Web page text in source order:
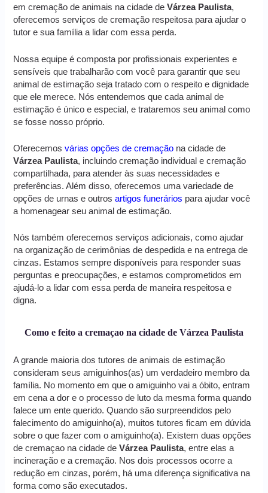
em cremação de animais na cidade deVárzea Paulista,
oferecemos serviços de cremação respeitosa para ajudar o
tutor e sua família a lidar com essa perda.
Nossa equipe é composta por profissionais experientes e
sensíveis que trabalharão com você para garantir que seu
animal de estimação seja tratado com o respeito e dignidade
que ele merece. Nós entendemos que cada animal de
estimação é único e especial, e trataremos seu animal como
se fosse nosso próprio.
Oferecemosvárias opções de cremação na cidade de
Várzea Paulista, incluindo cremação individual e cremação
compartilhada, para atender às suas necessidades e
preferências. Além disso, oferecemos uma variedade de
opções de urnas e outrosartigos funerários para ajudar você
a homenagear seu animal de estimação.
Nós também oferecemos serviços adicionais, como ajudar
na organização de cerimônias de despedida e na entrega de
cinzas. Estamos sempre disponíveis para responder suas
perguntas e preocupações, e estamos comprometidos em
ajudá-lo a lidar com essa perda de maneira respeitosa e
digna.
Como e feito a cremaçao na cidade de Várzea Paulista
A grande maioria dos tutores de animais de estimação
consideram seus amiguinhos(as) um verdadeiro membro da
família. No momento em que o amiguinho vai a óbito, entram
em cena a dor e o processo de luto da mesma forma quando
falece um ente querido. Quando são surpreendidos pelo
falecimento do amiguinho(a), muitos tutores ficam em dúvida
sobre o que fazer com o amiguinho(a). Existem duas opções
de cremaçao na cidade deVárzea Paulista, entre elas a
incineração e a cremação. Nos dois processos ocorre a
redução em cinzas, porém, há uma diferença significativa na
forma como são executados.